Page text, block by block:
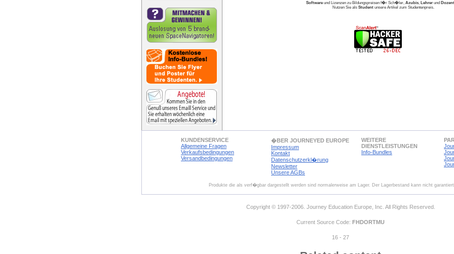
Software und Lizenzen zu Bildungspreisen f�r Sch�ler, Azubis, Lehrer und
Nutzen Sie als Studentunsere Artikel zum Studentenpreis.
KUNDENSERVICE
Allgemeine Fragen
Verkaufsbedingungen
Versandbedingungen
�BER JOURNEYED EUROPE
Impressum
Kontakt
Datenschutzerkl�rung
Newsletter
Unsere AGBs
WEITERE
DIENSTLEISTUNGEN
Info-Bundles
Produkte die als verf�gbar dargestellt werden sind normalerweise am Lager. Der Lagerbestand kann nicht
Copyright © 1997-2006. Journey Education Europe, Inc. All Rights Reserved.
Current Source Code: FHDORTMU
16 - 27